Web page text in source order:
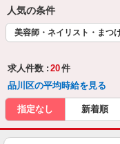
人気の条件
美容師・ネイリスト・まつ
求人件数 : 20件
品川区の平均時給を見る
指定なし 新着順